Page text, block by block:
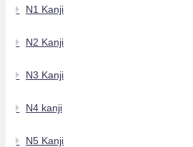
N1 Kanji
N2 Kanji
N3 Kanji
N4 kanji
N5 Kanji